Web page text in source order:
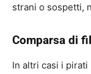
strani o sospetti,
Comparsa di
In altri casi i